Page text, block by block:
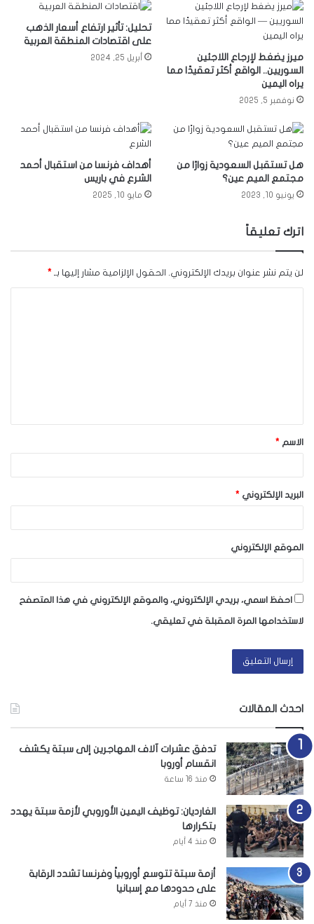
ميرز يضغط لإرجاع اللاجئين
السوريين.. الواقع أكثر تعقيدًا مما
يراه اليمين
نوفمبر 5, 2025
تحليل: تأثير ارتفاع أسعار الذهب
على اقتصادات المنطقة العربية
أبريل 25, 2024
هل تستقبل السعودية زوارًا من
مجتمع الميم عين؟
يونيو 10, 2023
أهداف فرنسا من استقبال أحمد
الشرع في باريس
مايو 10, 2025
اترك تعليقاً
لن يتم نشر عنوان بريدك الإلكتروني. الحقول الإلزامية مشار إليها بـ *
ق
*الاسم *
البريد الإلكتروني *
الموقع الإلكتروني
احفظ اسمي، بريدي الإلكتروني، والموقع الإلكتروني في هذا المتصفح
لاستخدامها المرة المقبلة في تعليقي.
احدث المقالات
تدفق عشرات آلاف المهاجرين إلى سبتة يكشف
انقسام أوروبا
منذ 16 ساعة
الغارديان: توظيف اليمين الأوروبي لأزمة سبتة يهدد
بتكرارها
منذ 4 أيام
أزمة سبتة تتوسع أوروبياً وفرنسا تشدد الرقابة
على حدودها مع إسبانيا
منذ 7 أيام